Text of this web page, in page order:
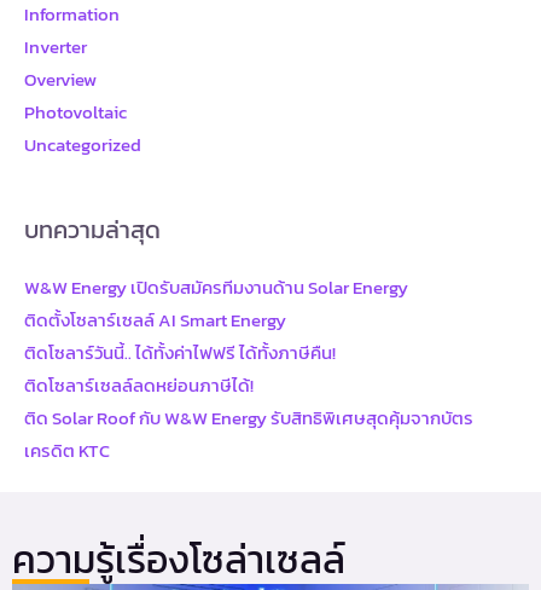
Information
Inverter
Overview
Photovoltaic
Uncategorized
บทความล่าสุด
W&W Energy เปิดรับสมัครทีมงานด้าน Solar Energy
ติดตั้งโซลาร์เซลล์ AI Smart Energy
ติดโซลาร์วันนี้.. ได้ทั้งค่าไฟฟรี ได้ทั้งภาษีคืน!
ติดโซลาร์เซลล์ลดหย่อนภาษีได้!
ติด Solar Roof กับ W&W Energy รับสิทธิพิเศษสุดคุ้มจากบัตร
เครดิต KTC
ความรู้เรื่องโซล่าเซลล์